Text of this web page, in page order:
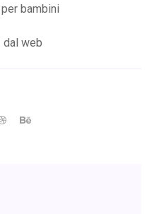
bambini
dal web